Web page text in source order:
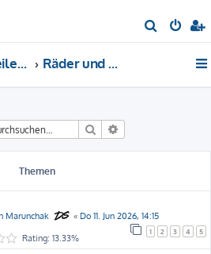
u
Ersatzteile-Bewertung Räder und Reifen
Suche
Themen
Marunchak « Do 11. Jun 2026, 14:15
1 2 3 4 5
Rating: 13.33%